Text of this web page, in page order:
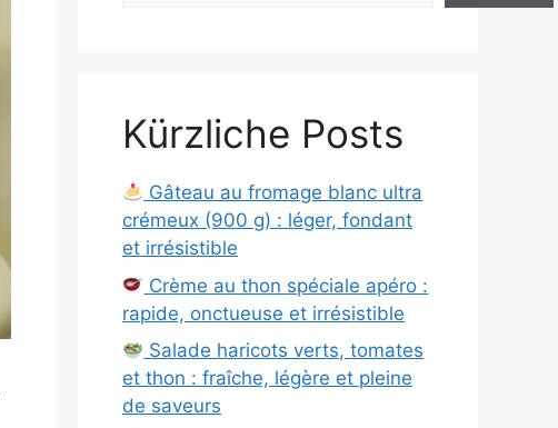
Kürzliche Posts
Gâteau au fromage blanc ultra
crémeux (900 g) : léger, fondant
et irrésistible
Crème au thon spéciale apéro :
rapide, onctueuse et irrésistible
Salade haricots verts, tomates
et thon : fraîche, légère et pleine
de saveurs